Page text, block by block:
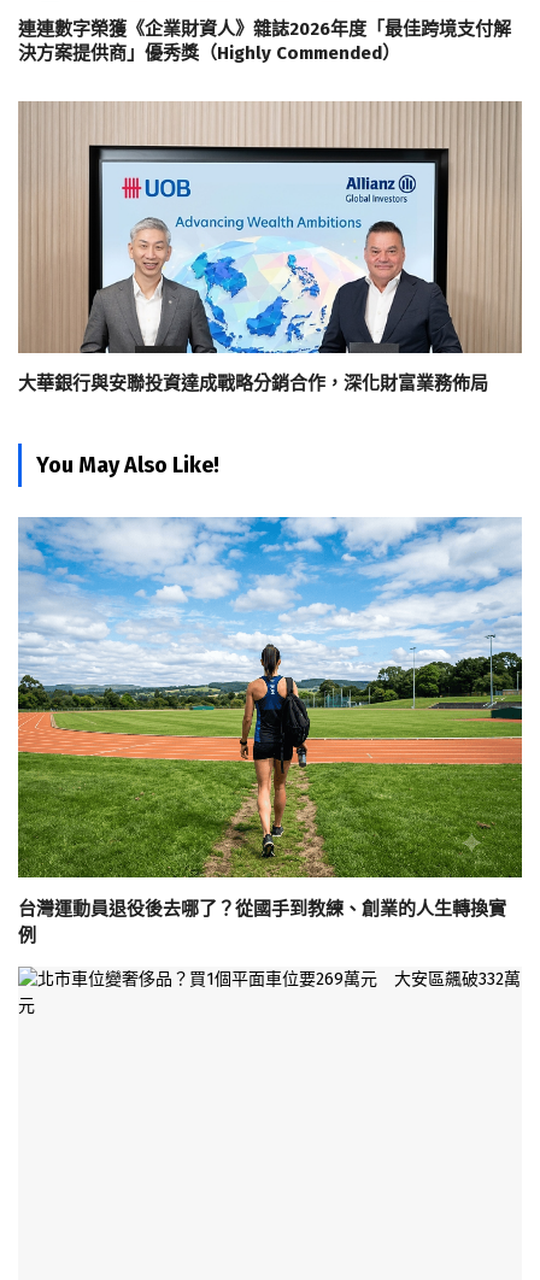
連連數字榮獲《企業財資人》雜誌2026年度「最佳跨境支付解
決方案提供商」優秀獎（Highly Commended）
大華銀行與安聯投資達成戰略分銷合作，深化財富業務佈局
You May Also Like!
台灣運動員退役後去哪了？從國手到教練、創業的人生轉換實
例